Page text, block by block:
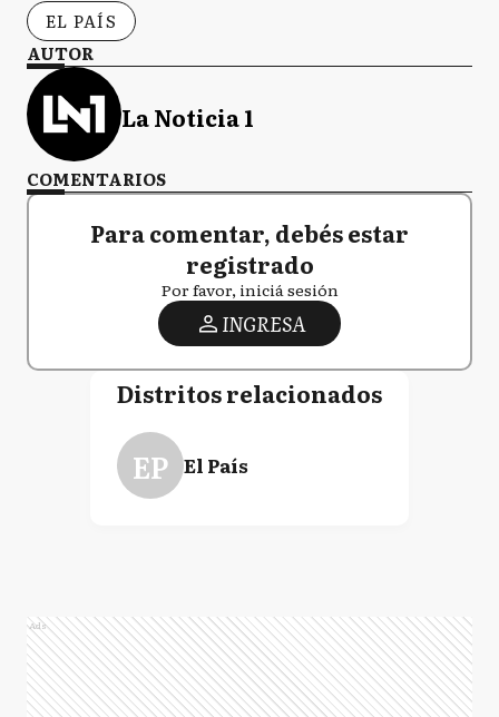
EL PAÍS
AUTOR
La Noticia 1
COMENTARIOS
Para comentar, debés estar
registrado
Por favor, iniciá sesión
INGRESA
Distritos relacionados
EP El País
Ads